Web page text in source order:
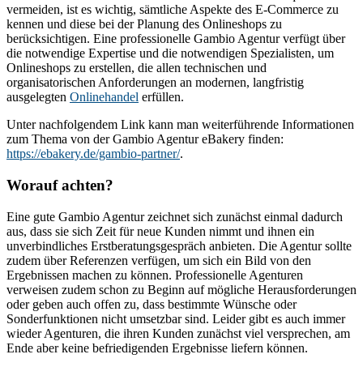
vermeiden, ist es wichtig, sämtliche Aspekte des E-Commerce zu
kennen und diese bei der Planung des Onlineshops zu
berücksichtigen. Eine professionelle Gambio Agentur verfügt über
die notwendige Expertise und die notwendigen Spezialisten, um
Onlineshops zu erstellen, die allen technischen und
organisatorischen Anforderungen an modernen, langfristig
ausgelegten Onlinehandel erfüllen.
Unter nachfolgendem Link kann man weiterführende Informationen
zum Thema von der Gambio Agentur eBakery finden:
https://ebakery.de/gambio-partner/.
Worauf achten?
Eine gute Gambio Agentur zeichnet sich zunächst einmal dadurch
aus, dass sie sich Zeit für neue Kunden nimmt und ihnen ein
unverbindliches Erstberatungsgespräch anbieten. Die Agentur sollte
zudem über Referenzen verfügen, um sich ein Bild von den
Ergebnissen machen zu können. Professionelle Agenturen
verweisen zudem schon zu Beginn auf mögliche Herausforderungen
oder geben auch offen zu, dass bestimmte Wünsche oder
Sonderfunktionen nicht umsetzbar sind. Leider gibt es auch immer
wieder Agenturen, die ihren Kunden zunächst viel versprechen, am
Ende aber keine befriedigenden Ergebnisse liefern können.